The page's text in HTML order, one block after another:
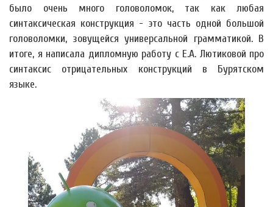
было очень много головоломок, так как любая
синтаксическая конструкция - это часть одной большой
головоломки, зовущейся универсальной грамматикой. В
итоге, я написала дипломную работу с Е.А. Лютиковой про
синтаксис отрицательных конструкций в Бурятском
языке.